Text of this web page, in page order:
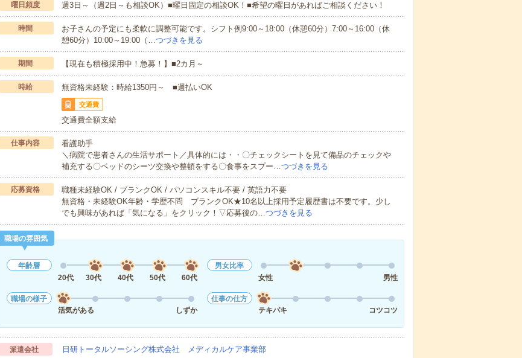
曜日頻度 週3日～（週2日～も相談OK）■曜日固定の相談OK！■希望の曜日があればご相談ください！
時間
お子さんの予定にも柔軟に調整可能です。シフト例9:00～18:00（休憩60分）7:00～16:00（休
憩60分）10:00～19:00（…つづきを見る
期間 【現在も積極採用中！急募！】■2カ月～
時給 無資格未経験：時給1350円～ ■週払いOK
交通費
交通費全額支給
仕事内容
看護助手
＼病院で患者さんの生活サポート／具体的には・・〇チェックシートを見て備品のチェックや
補充する〇ベッドのシーツ交換や整頓をする〇食事をスプー…つづきを見る
応募資格
職種未経験OK / ブランクOK / パソコンスキル不要 / 英語力不要
無資格・未経験OK年齢・学歴不問 ブランクOK★10名以上採用予定履歴書は不要です。少し
でも興味があれば「気になる」をクリック！▽応募後の…つづきを見る
職場の雰囲気
年齢層
20代
30代 40代 50代 60代
男女比率
女性
男性
職場の様子
活気がある
しずか
仕事の仕方
テキパキ
コツコツ
派遣会社 日研トータルソーシング株式会社 メディカルケア事業部